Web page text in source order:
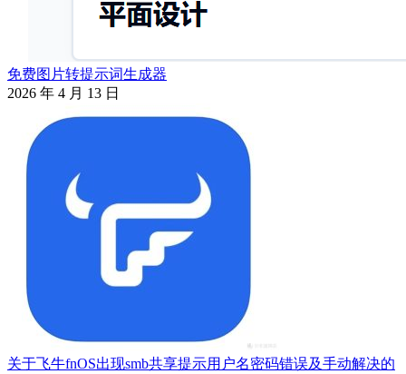
免费图片转提示词生成器
2026 年 4 月 13 日
关于飞牛fnOS出现smb共享提示用户名密码错误及手动解决的